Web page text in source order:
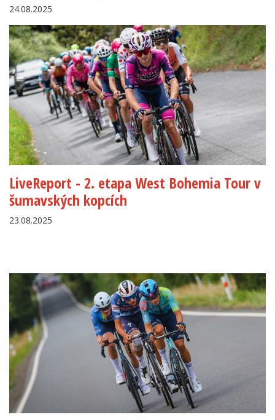
24.08.2025
LiveReport - 2. etapa West Bohemia Tour v
šumavských kopcích
23.08.2025